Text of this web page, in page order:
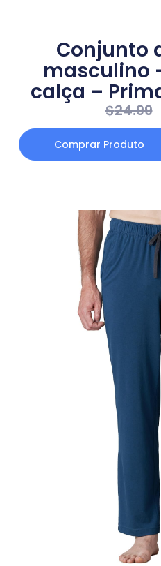
Conjunto
masculino
calça –
$24.99
Comprar Produto